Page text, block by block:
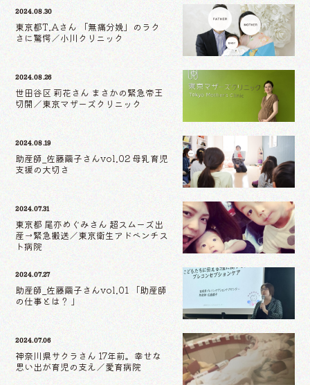
2024.08.30
東京都T.Aさん 「無痛分娩」のラク
さに驚愕／小川クリニック
2024.08.26
世田谷区 莉花さん まさかの緊急帝王
切開／東京マザーズクリニック
2024.08.19
助産師_佐藤繭子さんvol.02 母乳育児
支援の大切さ
2024.07.31
東京都 尾亦めぐみさん 超スムーズ出
産→緊急搬送／東京衛生アドベンチス
ト病院
2024.07.27
助産師_佐藤繭子さんvol.01 「助産師
の仕事とは？ 」
2024.07.06
神奈川県サクラさん 17年前。幸せな
思い出が育児の支え／愛育病院